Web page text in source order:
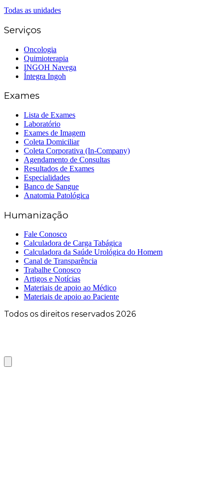
Todas as unidades
Serviços
Oncologia
Quimioterapia
INGOH Navega
Íntegra Ingoh
Exames
Lista de Exames
Laboratório
Exames de Imagem
Coleta Domiciliar
Coleta Corporativa (In-Company)
Agendamento de Consultas
Resultados de Exames
Especialidades
Banco de Sangue
Anatomia Patológica
Humanização
Fale Conosco
Calculadora de Carga Tabágica
Calculadora da Saúde Urológica do Homem
Canal de Transparência
Trabalhe Conosco
Artigos e Notícias
Materiais de apoio ao Médico
Materiais de apoio ao Paciente
Todos os direitos reservados 2026